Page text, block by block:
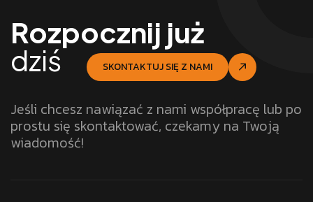
Rozpocznij już
dziś SKONTAKTUJ SIĘ Z NAMI
Jeśli chcesz nawiązać z nami współpracę lub po
prostu się skontaktować, czekamy na Twoją
wiadomość!